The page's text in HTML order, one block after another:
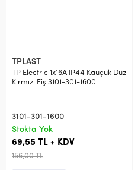
TPLAST
TP Electric 1x16A IP44 Kauçuk Düz
Kırmızı Fiş 3101-301-1600
3101-301-1600
Stokta Yok
69,55 TL + KDV
156,00 TL